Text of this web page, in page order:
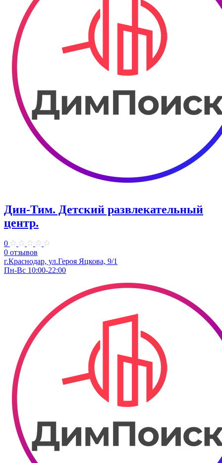
Дин-Тим. Детский развлекательный
центр.
0
0 отзывов
г.Краснодар, ул.Героя Яцкова, 9/1
Пн-Вс 10:00-22:00